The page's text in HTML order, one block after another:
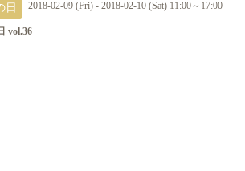
日 2018-02-09 (Fri) - 2018-02-10 (Sat) 11:00～17:00
vol.36